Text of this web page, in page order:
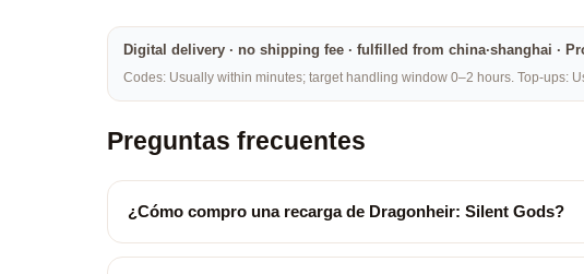
Digital delivery · no shipping fee · fulfilled from china·shanghai ·
Codes: Usually within minutes; target handling window 0–2 hours. Top-ups:
Preguntas frecuentes
¿Cómo compro una recarga de Dragonheir: Silent Gods?